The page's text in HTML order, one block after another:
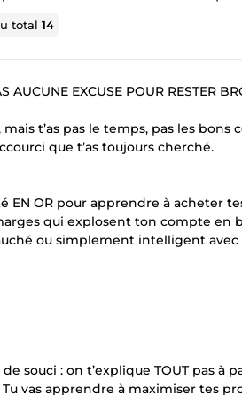
total14
AUCUNE EXCUSE POUR RESTER
t’as pas le temps, pas les bons
que t’as toujours cherché.
OR pour apprendre à acheter
qui explosent ton compte en
ou simplement intelligent
souci : on t’explique TOUT pas à
vas apprendre à maximiser tes